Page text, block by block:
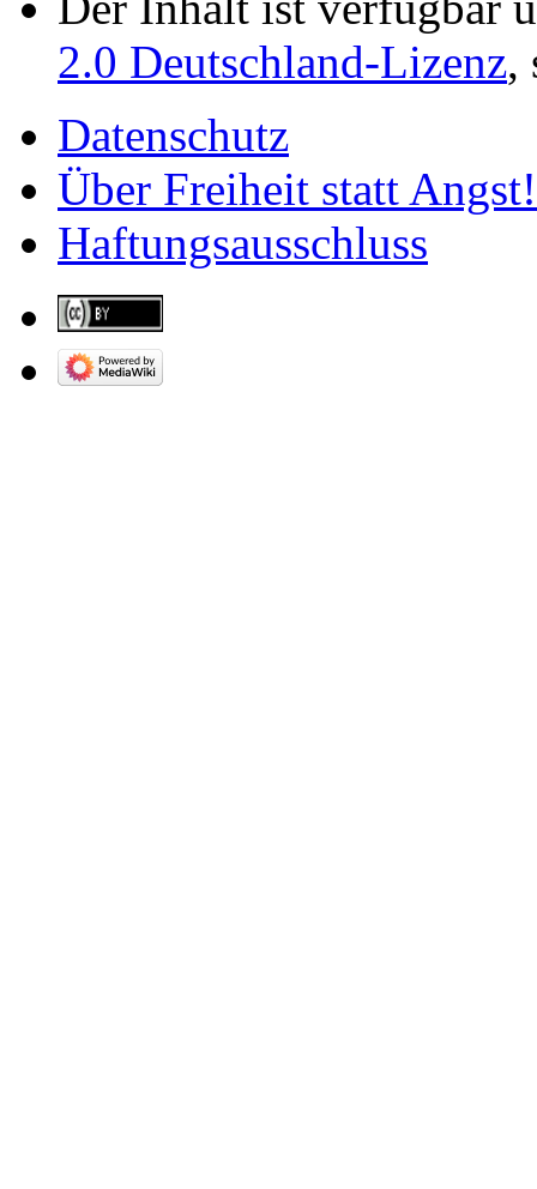
2.0 Deutschland-Lizenz,
Datenschutz
Über Freiheit statt Angst!
Haftungsausschluss